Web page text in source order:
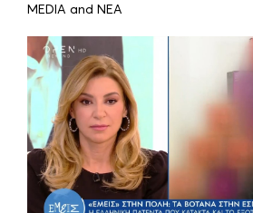
MEDIA and ΝΕΑ